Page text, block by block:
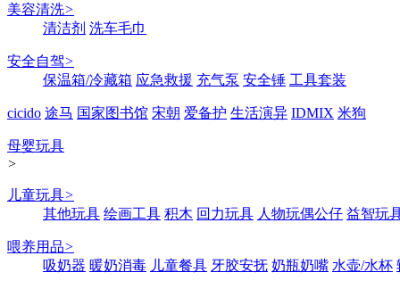
美容清洗>
清洁剂 洗车毛巾
安全自驾>
保温箱/冷藏箱 应急救援 充气泵 安全锤 工具套装
cicido 途马 国家图书馆 宋朝 爱备护 生活演异 IDMIX 米狗
母婴玩具
>
儿童玩具>
其他玩具 绘画工具 积木 回力玩具 人物玩偶公仔 益智玩
喂养用品>
吸奶器 暖奶消毒 儿童餐具 牙胶安抚 奶瓶奶嘴 水壶/水杯